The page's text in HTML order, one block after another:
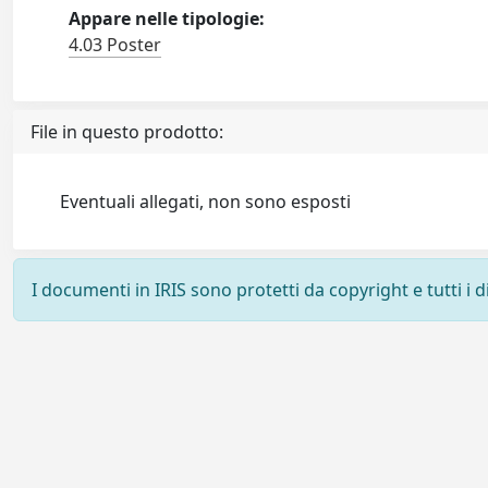
Appare nelle tipologie:
4.03 Poster
File in questo prodotto:
Eventuali allegati, non sono esposti
I documenti in IRIS sono protetti da copyright e tutti i